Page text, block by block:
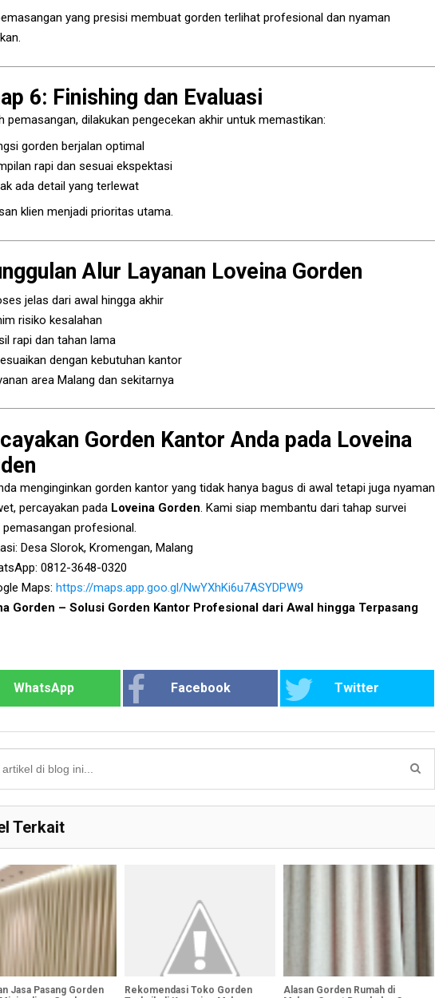
yang presisi membuat gorden terlihat profesional dan nyaman
6: Finishing dan Evaluasi
pemasangan, dilakukan pengecekan akhir untuk memastikan:
gorden berjalan optimal
rapi dan sesuai ekspektasi
ada detail yang terlewat
klien menjadi prioritas utama.
Alur Layanan Loveina Gorden
jelas dari awal hingga akhir
risiko kesalahan
rapi dan tahan lama
dengan kebutuhan kantor
area Malang dan sekitarnya
Gorden Kantor Anda pada Loveina
menginginkan gorden kantor yang tidak hanya bagus di awal tetapi juga nyaman
percayakan pada Loveina Gorden . Kami siap membantu dari tahap survei
pemasangan profesional.
Desa Slorok, Kromengan, Malang
0812-3648-0320
Maps: https://maps.app.goo.gl/NwYXhKi6u7ASYDPW9
Gorden – Solusi Gorden Kantor Profesional dari Awal hingga Terpasang
WhatsApp Facebook Twitter
Terkait
Jasa Pasang Gorden
Rekomendasi Toko Gorden
Alasan Gorden Rumah di